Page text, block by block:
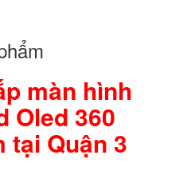
màn hình
Oled 360
tại Quận 3